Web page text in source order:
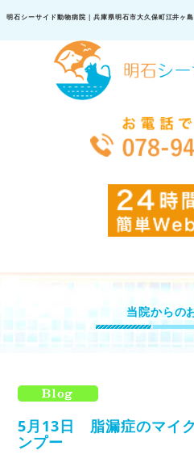
明石シーサイド動物病院｜兵庫県明石市大久保町江井ヶ
当院からの
5月13日 脂漏症のマイ
ンプー